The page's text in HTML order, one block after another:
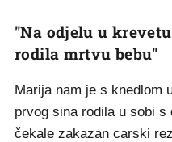
"Na odjelu u
rodila mrtvu bebu"
Marija nam je s knedlom
prvog sina rodila u sobi
čekale zakazan carski